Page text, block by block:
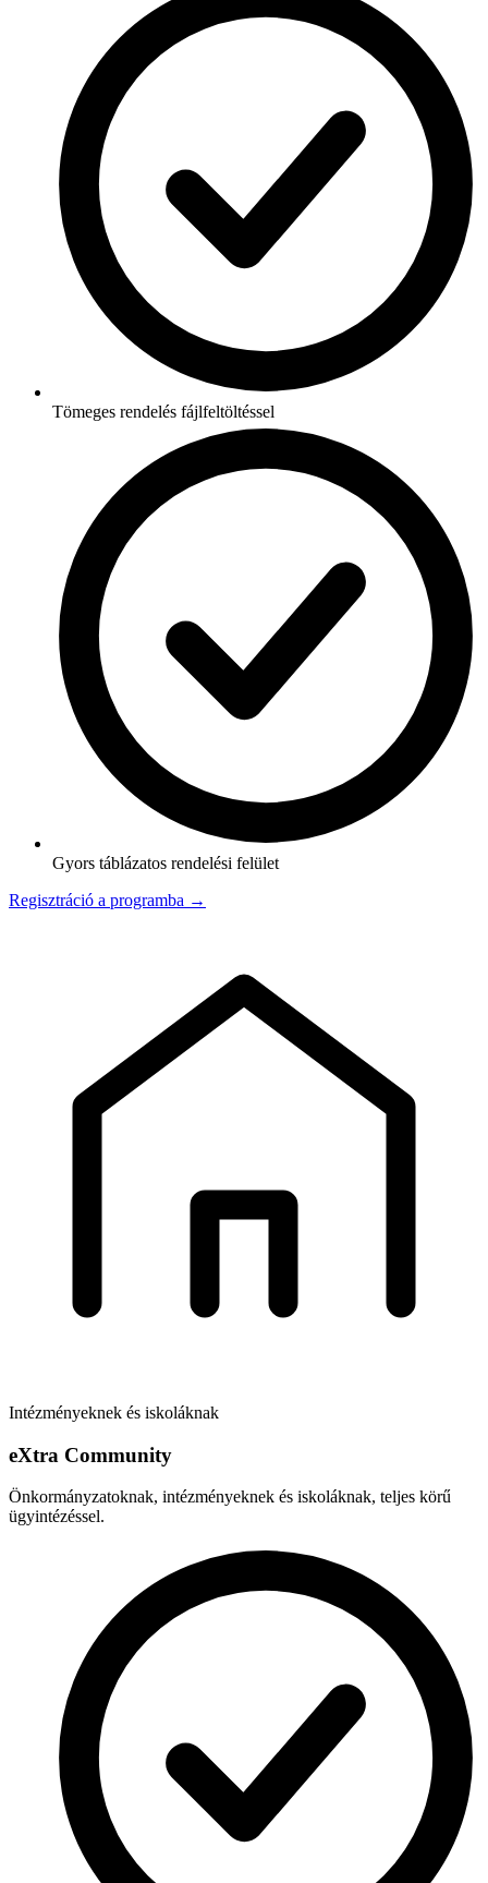
Tömeges rendelés fájlfeltöltéssel
Gyors táblázatos rendelési felület
Regisztráció a programba →
Intézményeknek és iskoláknak
eXtra Community
Önkormányzatoknak, intézményeknek és iskoláknak, teljes körű
ügyintézéssel.